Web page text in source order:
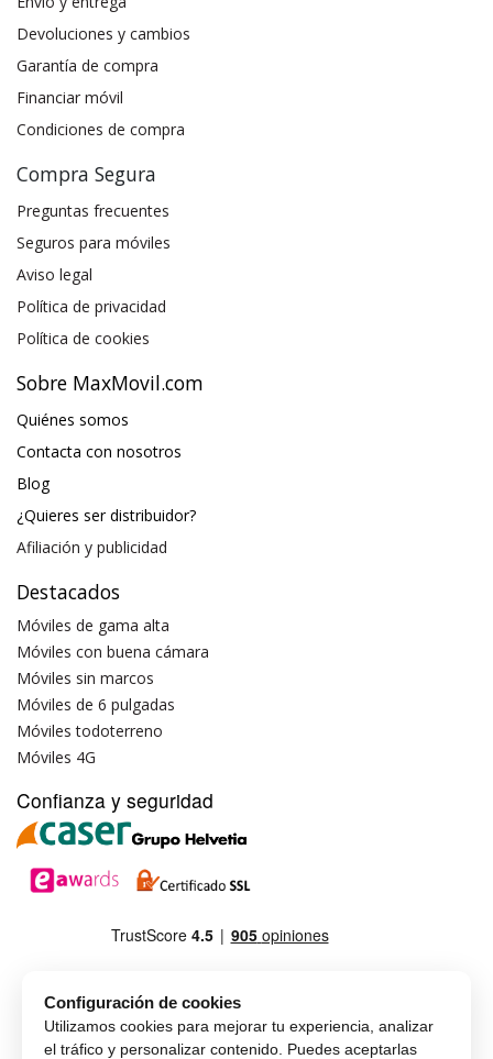
Devoluciones y cambios
Garantía de compra
Financiar móvil
Condiciones de compra
Compra Segura
Preguntas frecuentes
Seguros para móviles
Aviso legal
Política de privacidad
Política de cookies
Sobre MaxMovil.com
Quiénes somos
Contacta con nosotros
Blog
¿Quieres ser distribuidor?
Afiliación y publicidad
Destacados
Móviles de gama alta
Móviles con buena cámara
Móviles sin marcos
Móviles de 6 pulgadas
Móviles todoterreno
Móviles 4G
Confianza y seguridad
Configuración de cookies
Utilizamos cookies para mejorar tu experiencia, analizar
el tráfico y personalizar contenido. Puedes aceptarlas